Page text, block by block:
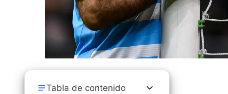
Tabla de contenido